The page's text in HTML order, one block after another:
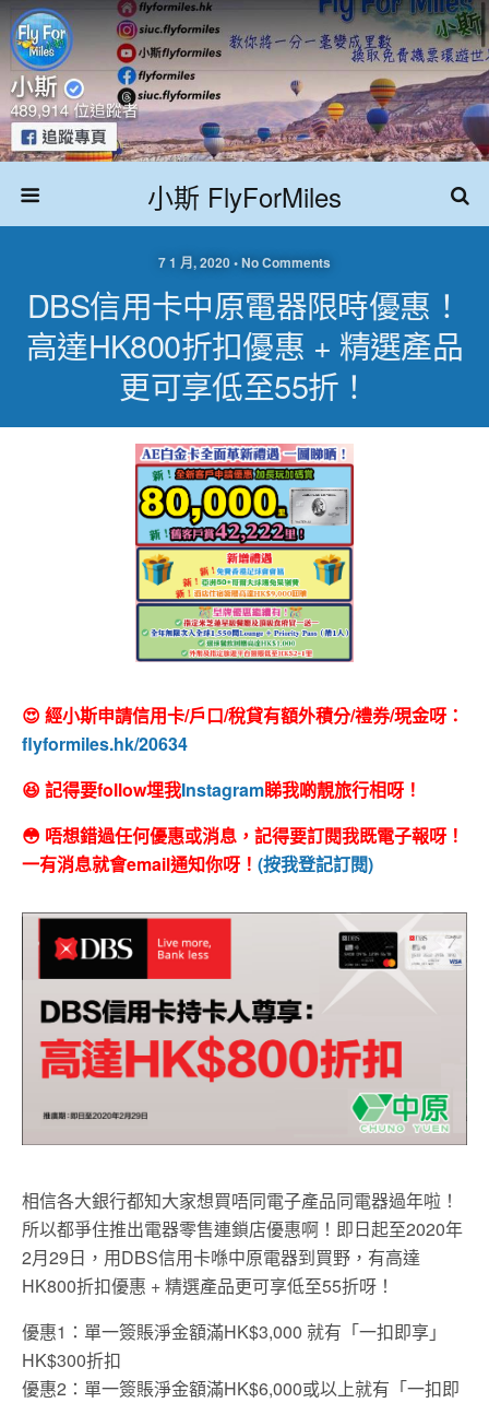
小斯 FlyForMiles
7 1 月, 2020 • No Comments
DBS信用卡中原電器限時優惠！
高達HK800折扣優惠 + 精選產品
更可享低至55折！
😍 經小斯申請信用卡/戶口/稅貸有額外積分/禮券/現金呀：
flyformiles.hk/20634
😆 記得要follow埋我Instagram睇我啲靚旅行相呀！
😳 唔想錯過任何優惠或消息，記得要訂閱我既電子報呀！
一有消息就會email通知你呀！ (按我登記訂閱)
相信各大銀行都知大家想買唔同電子產品同電器過年啦！
所以都爭住推出電器零售連鎖店優惠啊！即日起至2020年
2月29日，用DBS信用卡喺中原電器到買野，有高達
HK800折扣優惠 + 精選產品更可享低至55折呀！
優惠1：單一簽賬淨金額滿HK$3,000 就有「一扣即享」
HK$300折扣
優惠2：單一簽賬淨金額滿HK$6,000或以上就有「一扣即